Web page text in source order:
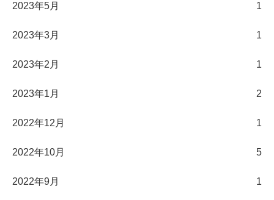
2023年5月 1
2023年3月 1
2023年2月 1
2023年1月 2
2022年12月 1
2022年10月 5
2022年9月 1